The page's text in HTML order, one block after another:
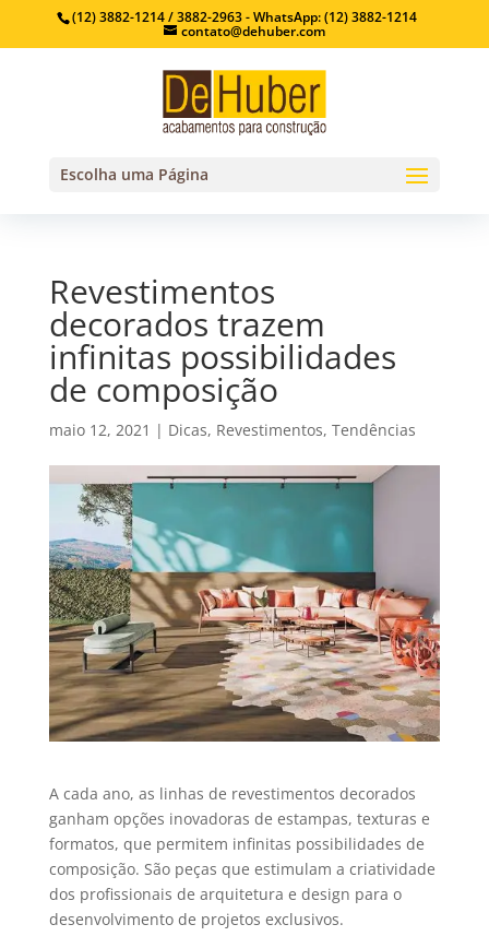
(12) 3882-1214 / 3882-2963 - WhatsApp: (12) 3882-1214
contato@dehuber.com
Escolha uma Página
Revestimentos
decorados trazem
infinitas possibilidades
de composição
maio 12, 2021 | Dicas, Revestimentos, Tendências
A cada ano, as linhas de revestimentos decorados
ganham opções inovadoras de estampas, texturas e
formatos, que permitem infinitas possibilidades de
composição. São peças que estimulam a criatividade
dos profissionais de arquitetura e design para o
desenvolvimento de projetos exclusivos.